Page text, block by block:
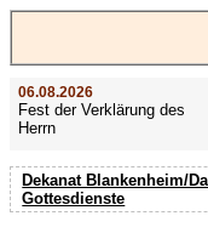
06.08.2026
Fest der Verklärung des
Herrn
Dekanat Blankenheim/
Gottesdienste